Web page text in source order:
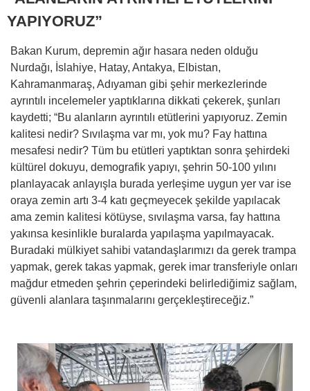
YAPIYORUZ”
Bakan Kurum, depremin ağır hasara neden olduğu
Nurdağı, İslahiye, Hatay, Antakya, Elbistan,
Kahramanmaraş, Adıyaman gibi şehir merkezlerinde
ayrıntılı incelemeler yaptıklarına dikkati çekerek, şunları
kaydetti; “Bu alanların ayrıntılı etütlerini yapıyoruz. Zemin
kalitesi nedir? Sıvılaşma var mı, yok mu? Fay hattına
mesafesi nedir? Tüm bu etütleri yaptıktan sonra şehirdeki
kültürel dokuyu, demografik yapıyı, şehrin 50-100 yılını
planlayacak anlayışla burada yerleşime uygun yer var ise
oraya zemin artı 3-4 katı geçmeyecek şekilde yapılacak
ama zemin kalitesi kötüyse, sıvılaşma varsa, fay hattına
yakınsa kesinlikle buralarda yapılaşma yapılmayacak.
Buradaki mülkiyet sahibi vatandaşlarımızı da gerek trampa
yapmak, gerek takas yapmak, gerek imar transferiyle onları
mağdur etmeden şehrin çeperindeki belirlediğimiz sağlam,
güvenli alanlara taşınmalarını gerçekleştireceğiz.”